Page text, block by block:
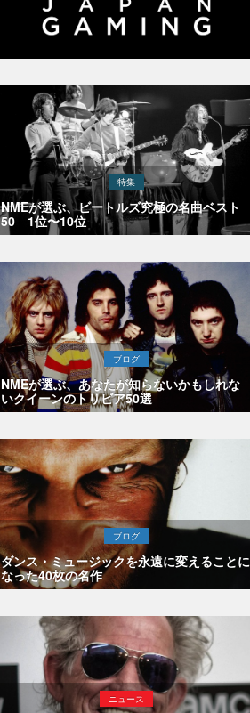
特集
NMEが選ぶ、ビートルズ究極の名曲ベスト
50 1位〜10位
ブログ
NMEが選ぶ、あなたが知らないかもしれな
いクイーンのトリビア50選
ブログ
ダンス・ミュージックを永遠に変えることに
なった40枚の名作
ニュース